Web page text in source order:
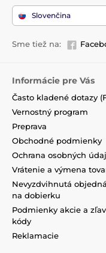
Slovenčina
Sme tiež na:
Informácie pre Vás
Často kladené dotazy
Vernostný program
Preprava
Obchodné podmienky
Ochrana osobných
Vrátenie a výmena
Nevyzdvihnutá
na dobierku
Podmienky akcie a
kódy
Reklamacie